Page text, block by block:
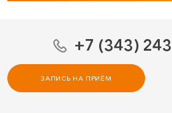
+7 (343)
ЗАПИСЬ НА ПРИЁМ